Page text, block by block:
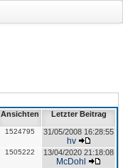
Ansichten Letzter Beitrag
1524795 31/05/2008 16:28:55
hv
1505222 13/04/2020 21:18:08
McDohl